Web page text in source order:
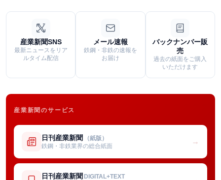
産業新聞SNS
最新ニュースをリア
ルタイム配信
メール速報
鉄鋼・非鉄の速報を
お届け
バックナンバー販
売
過去の紙面をご購入
いただけます
産業新聞のサービス
日刊産業新聞 （紙版）
鉄鋼・非鉄業界の総合紙面
→
日刊産業新聞 DIGITAL+TEXT